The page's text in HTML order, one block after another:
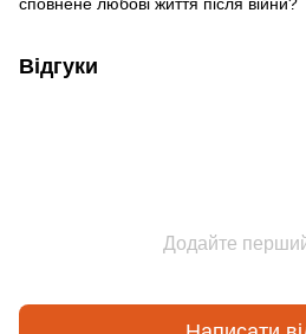
Відгуки
Додайте перший